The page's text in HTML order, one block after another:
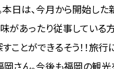
日は、今月から開始した
があったり従事している
とができるそう！！旅行